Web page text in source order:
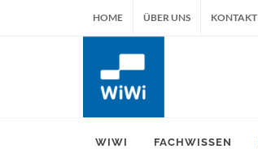
HOME ÜBER UNS KONTAKT
WIWI FACHWISSEN